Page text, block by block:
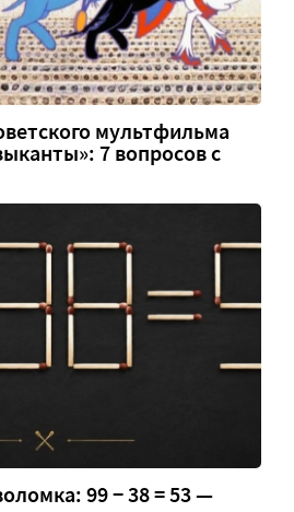
мультфильма
7 вопросов с
99 − 38 = 53 —